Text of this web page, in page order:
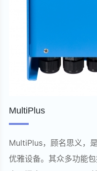
MultiPlus
MultiPlus，顾名思义，
优雅设备。其众多功能